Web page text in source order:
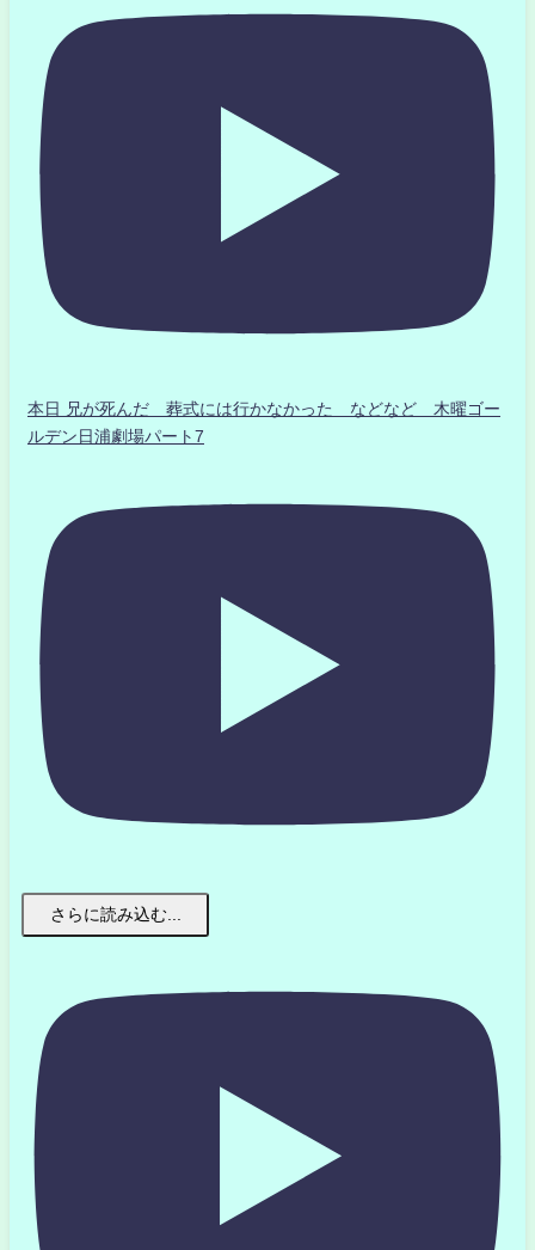
本日 兄が死んだ 葬式には行かなかった などなど 木曜ゴー
ルデン日浦劇場パート7
さらに読み込む...